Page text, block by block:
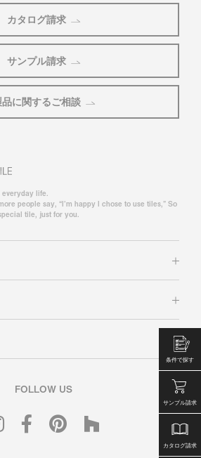
条件で探す
サンプル請求
カタログ請求
カタログ請求
サンプル請求
品に関するご相談
life.
people say, “I’m happy I chose to use tiles,” So
tile, just for you.
FOLLOW US